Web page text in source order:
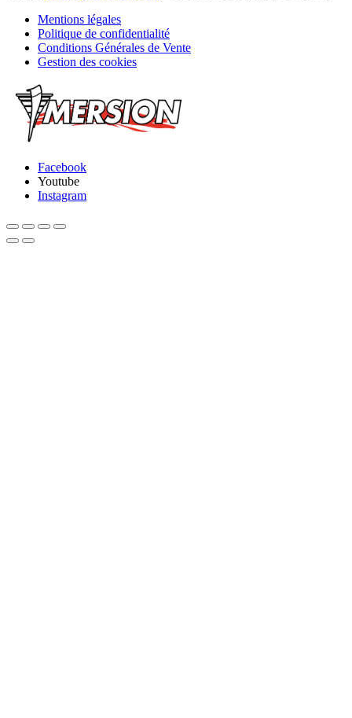
Mentions légales
Politique de confidentialité
Conditions Générales de Vente
Gestion des cookies
Facebook
Youtube
Instagram